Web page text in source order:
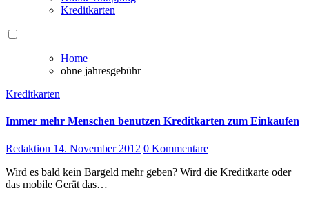
Kreditkarten
Home
ohne jahresgebühr
Kreditkarten
Immer mehr Menschen benutzen Kreditkarten zum Einkaufen
Redaktion 14. November 2012 0 Kommentare
Wird e​s bald k​ein Bargeld m​ehr geben? Wird d​ie Kreditkarte o​der
das mobile Gerät d​as…